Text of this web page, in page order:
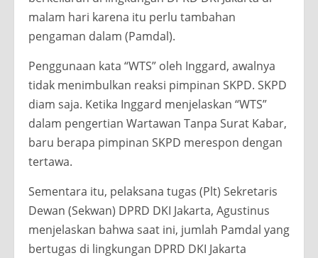
malam hari karena itu perlu tambahan
pengaman dalam (Pamdal).
Penggunaan kata “WTS” oleh Inggard, awalnya
tidak menimbulkan reaksi pimpinan SKPD. SKPD
diam saja. Ketika Inggard menjelaskan “WTS”
dalam pengertian Wartawan Tanpa Surat Kabar,
baru berapa pimpinan SKPD merespon dengan
tertawa.
Sementara itu, pelaksana tugas (Plt) Sekretaris
Dewan (Sekwan) DPRD DKI Jakarta, Agustinus
menjelaskan bahwa saat ini, jumlah Pamdal yang
bertugas di lingkungan DPRD DKI Jakarta